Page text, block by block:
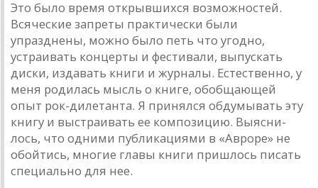
Это было время открывшихся возможностей.
Всяческие запреты практически были
упразднены, можно было петь что угодно,
устраивать концерты и фестивали, выпускать
диски, издавать книги и журналы. Естественно, у
меня родилась мысль о книге, обобщающей
опыт рок-дилетанта. Я принялся обдумывать эту
книгу и выстраивать ее композицию. Выясни­
лось, что одними публикациями в «Авроре» не
обойтись, мно­гие главы книги пришлось писать
специально для нее.